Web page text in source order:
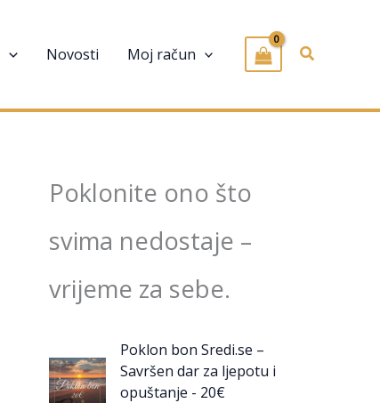
Novosti Moj račun
Poklonite ono što
svima nedostaje –
vrijeme za sebe.
Poklon bon Sredi.se –
Savršen dar za ljepotu i
opuštanje - 20€